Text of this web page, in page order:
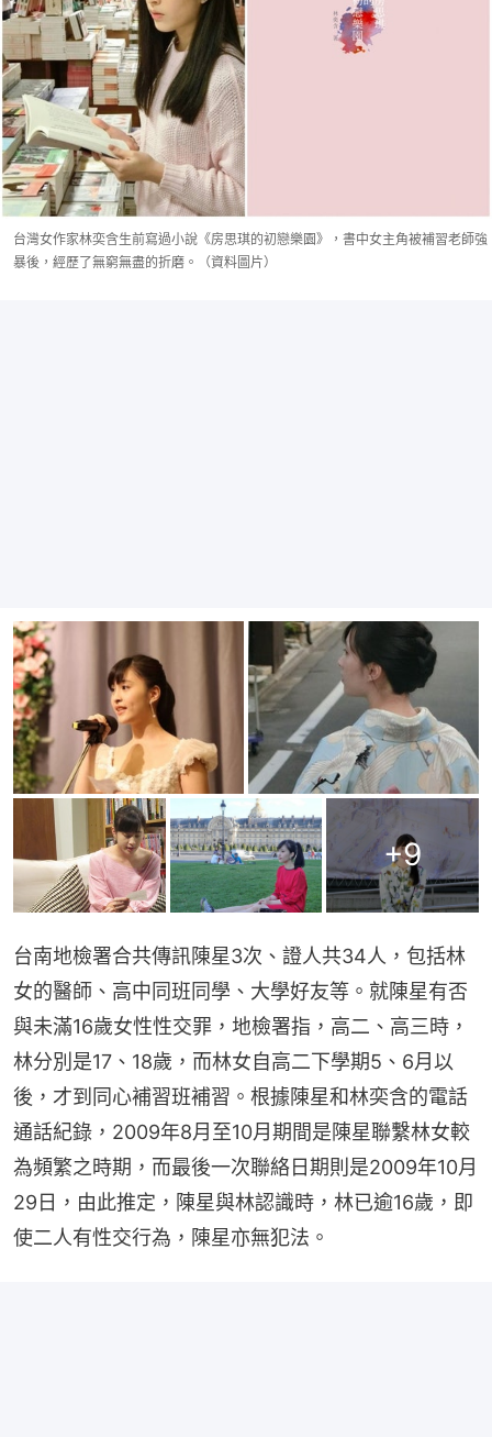
台灣女作家林奕含生前寫過小說《房思琪的初戀樂園》，書中女主角被補習老師強
暴後，經歷了無窮無盡的折磨。（資料圖片）
+9
台南地檢署合共傳訊陳星3次、證人共34人，包括林
女的醫師、高中同班同學、大學好友等。就陳星有否
與未滿16歲女性性交罪，地檢署指，高二、高三時，
林分別是17、18歲，而林女自高二下學期5、6月以
後，才到同心補習班補習。根據陳星和林奕含的電話
通話紀錄，2009年8月至10月期間是陳星聯繫林女較
為頻繁之時期，而最後一次聯絡日期則是2009年10月
29日，由此推定，陳星與林認識時，林已逾16歲，即
使二人有性交行為，陳星亦無犯法。